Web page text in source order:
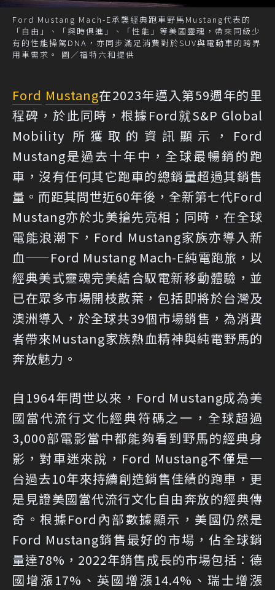
Ford Mustang Mach-E承襲經典跑車野馬Mustang代表的
「自由」、「與時俱進」、「性能」等美國靈魂，帶來同級少
有的性能操駕DNA，亦同步滿足消費對於SUV與電動車的跨界
用車需求。 圖／福特六和提供
Ford Mustang在2023年邁入第59週年的里
程碑，於此同時，根據Ford就S&P Global
Mobility 所獲取的資訊顯示，Ford
Mustang是過去十年中，全球最暢銷的跑
車，沒有任何其它跑車的總銷量超過其銷售
量。而距其問世近60年後，全新第七代Ford
Mustang亦於北美搶先亮相；同時，在全球
電能浪潮下，Ford Mustang家族亦導入新
血——Ford Mustang Mach-E純電跑旅，以
經典美式靈魂完美結合馭電新移動體驗，並
已在眾多市場開枝散葉，包括即將於台灣及
澳洲導入，於全球共39個市場銷售，為消費
者帶來Mustang家族熱血精神與純電野馬的
奔放魅力。
自1964年問世以來，Ford Mustang成為美
國當代流行文化經典符碼之一，全球超過
3,000部電影當中都能夠看到野馬的經典身
影，對車迷來說，Ford Mustang不僅是一
台過去10年來持續創造銷售佳績的跑車，更
是見證美國當代流行文化自由奔放的經典傳
奇。根據Ford內部數據顯示，美國仍然是
Ford Mustang銷售最好的市場，佔全球銷
量達78%，2022年銷售成長的市場包括：德
國增漲17%、英國增漲14.4%、瑞士增漲